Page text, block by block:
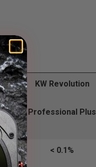
KW Revolution
Professional Plus
< 0.1%